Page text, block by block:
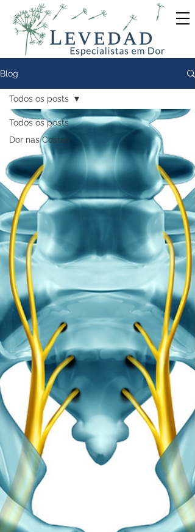
Blog
Todos os posts
Dor nas Costas
Todos os posts